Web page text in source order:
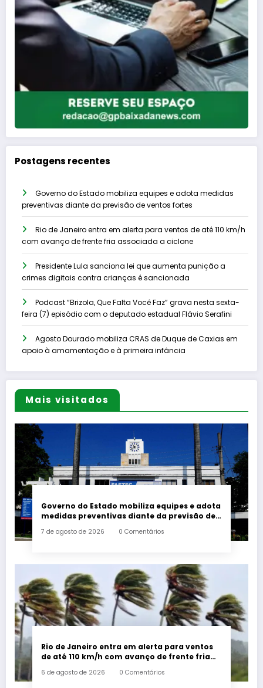
Postagens recentes
Governo do Estado mobiliza equipes e adota medidas
preventivas diante da previsão de ventos fortes
Rio de Janeiro entra em alerta para ventos de até 110 km/h
com avanço de frente fria associada a ciclone
Presidente Lula sanciona lei que aumenta punição a
crimes digitais contra crianças é sancionada
Podcast “Brizola, Que Falta Você Faz” grava nesta sexta-
feira (7) episódio com o deputado estadual Flávio Serafini
Agosto Dourado mobiliza CRAS de Duque de Caxias em
apoio à amamentação e à primeira infância
Mais visitados
Governo do Estado mobiliza equipes e adota
medidas preventivas diante da previsão de
7 de agosto de 2026 0 Comentários
Rio de Janeiro entra em alerta para ventos
de até 110 km/h com avanço de frente fria
6 de agosto de 2026 0 Comentários